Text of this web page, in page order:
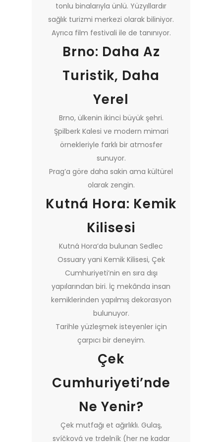
tonlu binalarıyla ünlü. Yüzyıllardır
sağlık turizmi merkezi olarak biliniyor.
Ayrıca film festivali ile de tanınıyor.
Brno: Daha Az
Turistik, Daha
Yerel
Brno, ülkenin ikinci büyük şehri.
Şpilberk Kalesi ve modern mimari
örnekleriyle farklı bir atmosfer
sunuyor.
Prag’a göre daha sakin ama kültürel
olarak zengin.
Kutná Hora: Kemik
Kilisesi
Kutná Hora’da bulunan Sedlec
Ossuary yani Kemik Kilisesi, Çek
Cumhuriyeti’nin en sıra dışı
yapılarından biri. İç mekânda insan
kemiklerinden yapılmış dekorasyon
bulunuyor.
Tarihle yüzleşmek isteyenler için
çarpıcı bir deneyim.
Çek
Cumhuriyeti’nde
Ne Yenir?
Çek mutfağı et ağırlıklı. Gulaş,
svíčková ve trdelník (her ne kadar